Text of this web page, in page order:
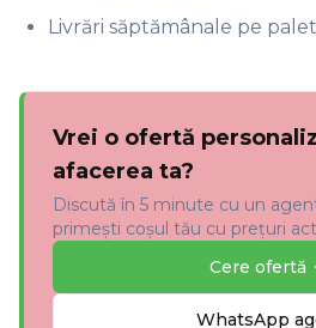
Livrări săptămânale pe
Vrei o ofertă
afacerea ta?
Discută în 5 minute cu un
primești coșul tău cu prețuri
Cere ofertă
WhatsApp